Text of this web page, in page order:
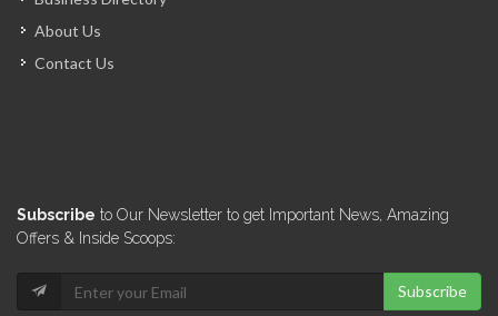
About Us
Contact Us
Subscribe to Our Newsletter to get Important News, Amazing
Offers & Inside Scoops:
Subscribe